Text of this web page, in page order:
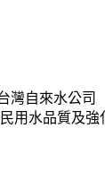
灣自來水公司
用水品質及